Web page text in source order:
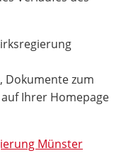
Dokumente zum
Ihrer Homepage
Münster